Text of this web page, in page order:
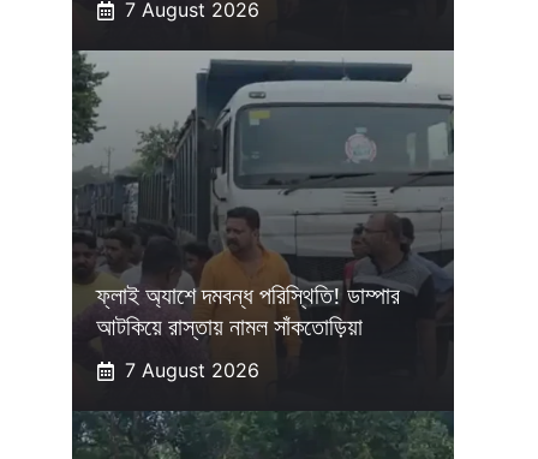
7 August 2026
ফ্লাই অ্যাশে দমবন্ধ পরিস্থিতি! ডাম্পার
আটকিয়ে রাস্তায় নামল সাঁকতোড়িয়া
7 August 2026